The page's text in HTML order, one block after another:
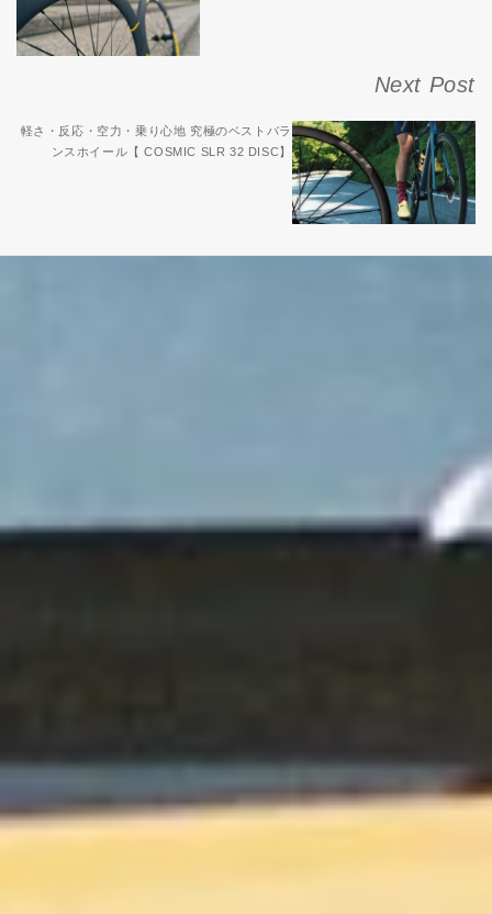
Next Post
軽さ・反応・空力・乗り心地 究極のベストバラ
ンスホイール【 COSMIC SLR 32 DISC】